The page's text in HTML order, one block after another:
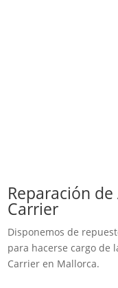
Reparación
Carrier
Disponemos de
para hacerse cargo de
Carrier en Mallorca.